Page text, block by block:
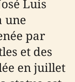
Luis
une
par
et des
en juillet